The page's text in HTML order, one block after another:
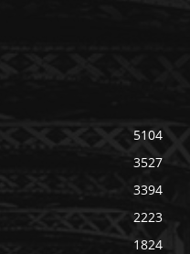
5104
3527
3394
2223
1824